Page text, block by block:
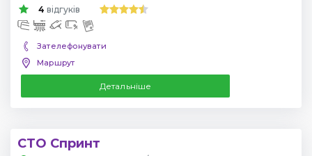
4 відгуків
Зателефонувати
Маршрут
Детальніше
СТО Спринт